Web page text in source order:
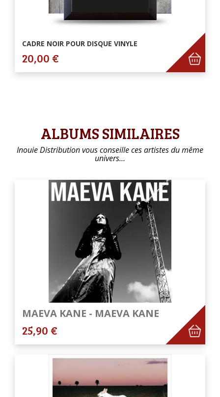
CADRE NOIR POUR DISQUE VINYLE
20,00 €
ALBUMS SIMILAIRES
Inouie Distribution vous conseille ces artistes du même
univers…
MAEVA KANE - MAEVA KANE
25,90 €